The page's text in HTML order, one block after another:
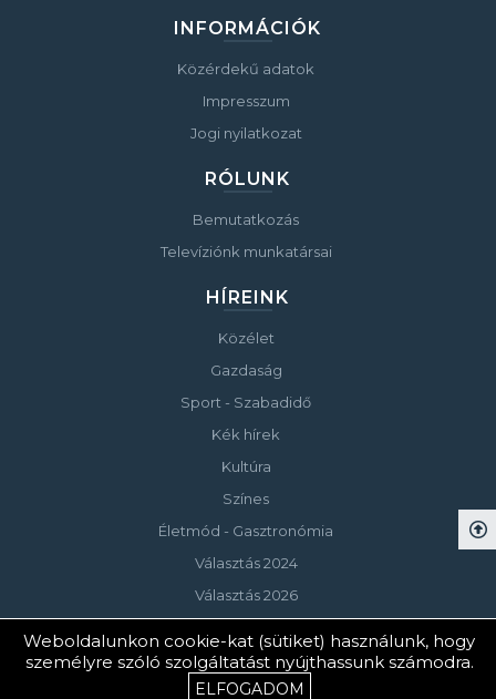
INFORMÁCIÓK
Közérdekű adatok
Impresszum
Jogi nyilatkozat
RÓLUNK
Bemutatkozás
Televíziónk munkatársai
HÍREINK
Közélet
Gazdaság
Sport - Szabadidő
Kék hírek
Kultúra
Színes
Életmód - Gasztronómia
Választás 2024
Választás 2026
© Copyright 2023 Keszthelyi Televízió
Weboldalunkon cookie-kat (sütiket) használunk, hogy
személyre szóló szolgáltatást nyújthassunk számodra.
ELFOGADOM